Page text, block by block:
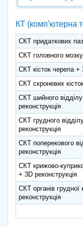
КТ (комп'ютерна
СКТ придаткових
СКТ головного мозку
СКТ кісток черепа +
СКТ скроневих
СКТ шийного
реконструкція
СКТ грудного
реконструкція
СКТ поперекового
реконструкція
СКТ крижово-
+ 3D реконструкція
СКТ органів грудної
реконструкція